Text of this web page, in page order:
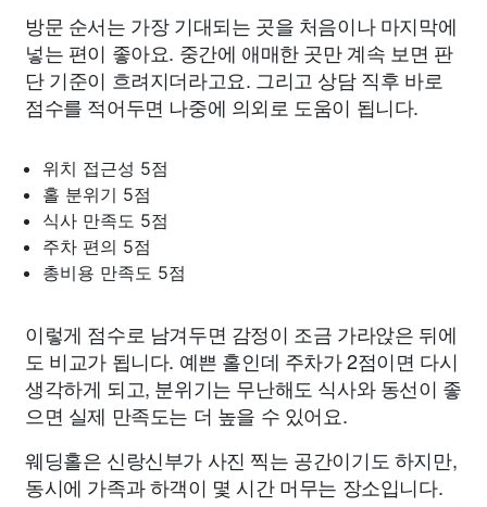
방문 순서는 가장 기대되는 곳을 처음이나 마지막에
넣는 편이 좋아요. 중간에 애매한 곳만 계속 보면 판
단 기준이 흐려지더라고요. 그리고 상담 직후 바로
점수를 적어두면 나중에 의외로 도움이 됩니다.
위치 접근성 5점
홀 분위기 5점
식사 만족도 5점
주차 편의 5점
총비용 만족도 5점
이렇게 점수로 남겨두면 감정이 조금 가라앉은 뒤에
도 비교가 됩니다. 예쁜 홀인데 주차가 2점이면 다시
생각하게 되고, 분위기는 무난해도 식사와 동선이 좋
으면 실제 만족도는 더 높을 수 있어요.
웨딩홀은 신랑신부가 사진 찍는 공간이기도 하지만,
동시에 가족과 하객이 몇 시간 머무는 장소입니다.